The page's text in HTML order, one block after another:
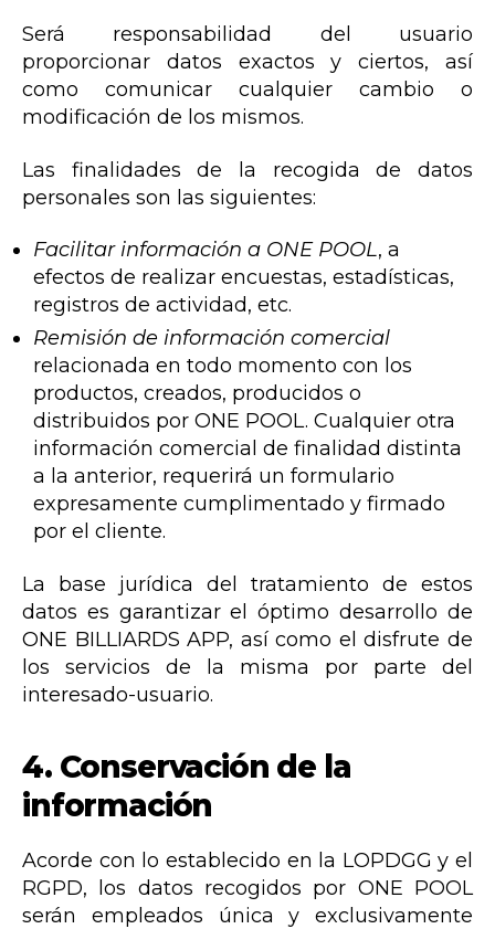
Será responsabilidad del usuario
proporcionar datos exactos y ciertos, así
como comunicar cualquier cambio o
modificación de los mismos.
Las finalidades de la recogida de datos
personales son las siguientes:
Facilitar información a ONE POOL, a
efectos de realizar encuestas, estadísticas,
registros de actividad, etc.
Remisión de información comercial
relacionada en todo momento con los
productos, creados, producidos o
distribuidos por ONE POOL. Cualquier otra
información comercial de finalidad distinta
a la anterior, requerirá un formulario
expresamente cumplimentado y firmado
por el cliente.
La base jurídica del tratamiento de estos
datos es garantizar el óptimo desarrollo de
ONE BILLIARDS APP, así como el disfrute de
los servicios de la misma por parte del
interesado-usuario.
4. Conservación de la
información
Acorde con lo establecido en la LOPDGG y el
RGPD, los datos recogidos por ONE POOL
serán empleados única y exclusivamente